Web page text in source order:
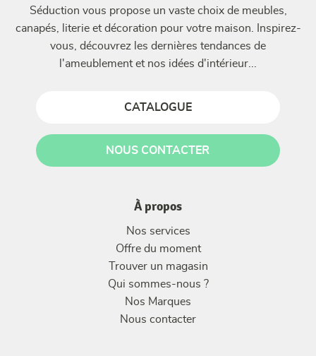
Séduction vous propose un vaste choix de meubles,
canapés, literie et décoration pour votre maison. Inspirez-
vous, découvrez les dernières tendances de
l'ameublement et nos idées d'intérieur...
CATALOGUE
NOUS CONTACTER
À propos
Nos services
Offre du moment
Trouver un magasin
Qui sommes-nous ?
Nos Marques
Nous contacter